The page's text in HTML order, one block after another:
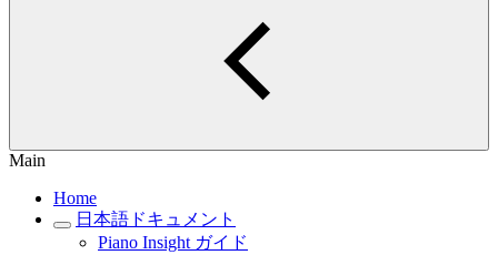
Main
Home
日本語ドキュメント
Piano Insight ガイド